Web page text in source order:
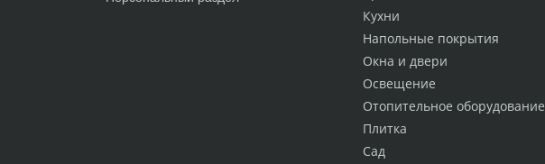
Кухни
Напольные покрытия
Окна и двери
Освещение
Отопительное оборудование
Плитка
Сад